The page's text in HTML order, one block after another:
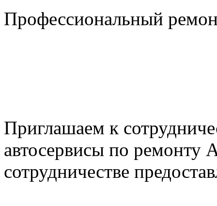
Профессиональный
Приглашаем к
автосервисы по
сотрудничестве